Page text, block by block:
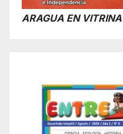
ARAGUA EN VITRINA